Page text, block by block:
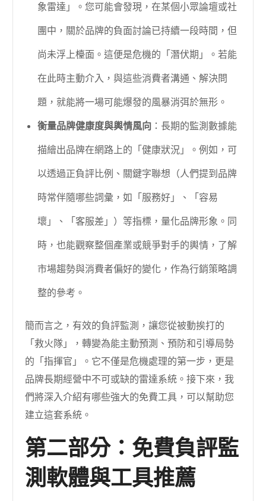
象雷達」。您可能會發現，在某個小眾論壇或社
團中，關於品牌的負面討論已持續一段時間，但
尚未浮上檯面。這便是危機的「潛伏期」。若能
在此時主動介入，與這些消費者溝通、解決問
題，就能將一場可能爆發的風暴消弭於無形。
衡量品牌健康度與輿情風向 ：長期的監測數據能
描繪出品牌在網路上的「健康狀況」。例如，可
以透過正負評比例、關鍵字聯想（人們提到品牌
時常伴隨哪些詞彙，如「服務好」、「容易
壞」、「客服差」）等指標，量化品牌形象。同
時，也能觀察整個產業或競爭對手的輿情，了解
市場趨勢與消費者偏好的變化，作為行銷策略調
整的參考。
簡而言之，有效的負評監測，讓您從被動挨打的
「救火隊」，轉變為能主動預測、預防和引導局勢
的「指揮官」。它不僅是危機處理的第一步，更是
品牌長期經營中不可或缺的雷達系統。接下來，我
們將深入介紹有哪些強大的免費工具，可以幫助您
建立這套系統。
第二部分：免費負評監
測軟體與工具推薦